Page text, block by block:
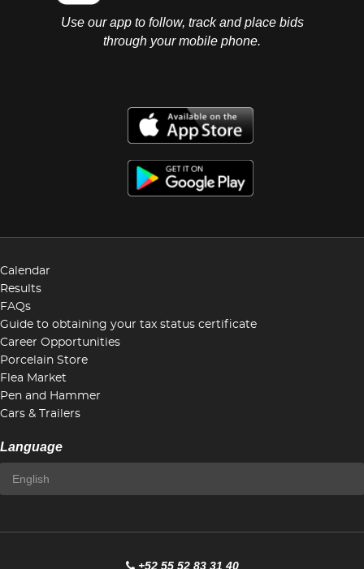
Use our app to follow, track and place bids
through your mobile phone.
Calendar
Results
FAQs
Guide to obtaining your tax status certificate
Career Opportunities
Porcelain Store
Flea Market
Pen and Hammer
Cars & Trailers
Language
+52 55 52 83 31 40